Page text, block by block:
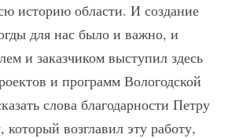
историю области. И создание
для нас было и важно, и
и заказчиком выступил здесь
и программ Вологодской
слова благодарности Петру
возглавил эту работу,